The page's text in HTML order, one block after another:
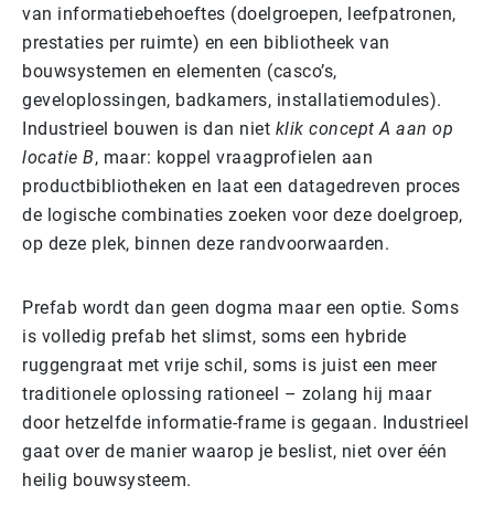
van informatiebehoeftes (doelgroepen, leefpatronen,
prestaties per ruimte) en een bibliotheek van
bouwsystemen en elementen (casco’s,
geveloplossingen, badkamers, installatiemodules).
Industrieel bouwen is dan niet klik concept A aan op
locatie B, maar: koppel vraagprofielen aan
productbibliotheken en laat een datagedreven proces
de logische combinaties zoeken voor deze doelgroep,
op deze plek, binnen deze randvoorwaarden.
Prefab wordt dan geen dogma maar een optie. Soms
is volledig prefab het slimst, soms een hybride
ruggengraat met vrije schil, soms is juist een meer
traditionele oplossing rationeel – zolang hij maar
door hetzelfde informatie-frame is gegaan. Industrieel
gaat over de manier waarop je beslist, niet over één
heilig bouwsysteem.